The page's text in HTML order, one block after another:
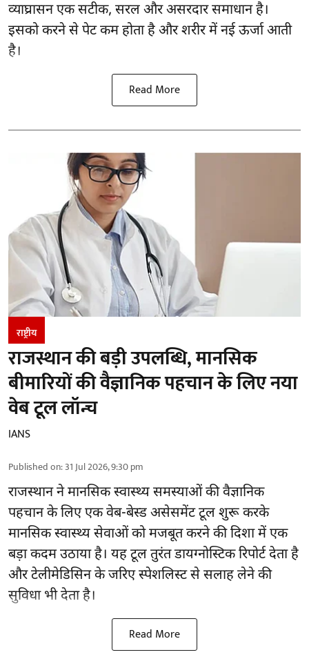
व्याघ्रासन एक सटीक, सरल और असरदार समाधान है।
इसको करने से पेट कम होता है और शरीर में नई ऊर्जा आती
है।
Read More
राष्ट्रीय
राजस्थान की बड़ी उपलब्धि, मानसिक
बीमारियों की वैज्ञानिक पहचान के लिए नया
वेब टूल लॉन्च
IANS
Published on:31 Jul 2026, 9:30 pm
राजस्थान ने मानसिक स्वास्थ्य समस्याओं की वैज्ञानिक
पहचान के लिए एक वेब-बेस्ड असेसमेंट टूल शुरू करके
मानसिक स्वास्थ्य सेवाओं को मजबूत करने की दिशा में एक
बड़ा कदम उठाया है। यह टूल तुरंत डायग्नोस्टिक रिपोर्ट देता है
और टेलीमेडिसिन के जरिए स्पेशलिस्ट से सलाह लेने की
सुविधा भी देता है।
Read More